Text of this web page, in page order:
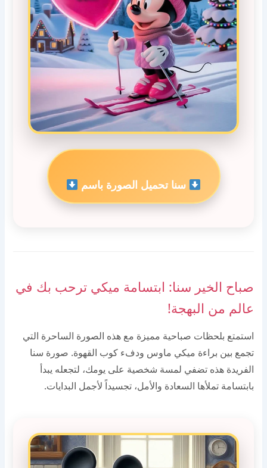
سنا تحميل الصورة باسم
صباح الخير سنا: ابتسامة ميكي ترحب بك في
عالم من البهجة!
استمتع بلحظات صباحية مميزة مع هذه الصورة الساحرة التي
تجمع بين براءة ميكي ماوس ودفء كوب القهوة. صورة سنا
الفريدة هذه تضفي لمسة شخصية على يومك، لتجعله يبدأ
بابتسامة تملأها السعادة والأمل، تجسيداً لأجمل البدايات.